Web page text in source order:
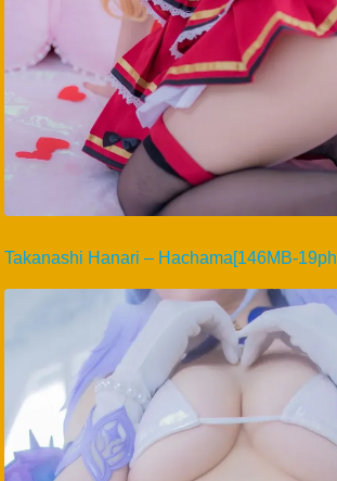
Takanashi Hanari – Hachama[146MB-